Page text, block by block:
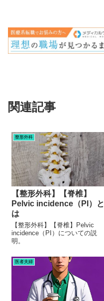
関連記事
整形外科
【整形外科】【脊椎】
Pelvic incidence（PI）と
は
【整形外科】【脊椎】Pelvic
incidence（PI）についての説
明。
医者夫婦